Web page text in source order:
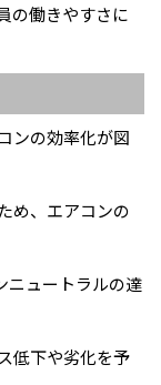
の働きやすさに
ンの効率化が図
め、エアコンの
ニュートラルの達
低下や劣化を予